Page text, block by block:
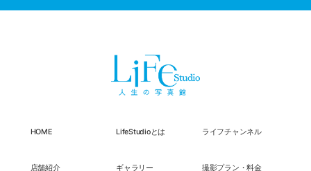
HOME LifeStudioとは ライフチャンネル
店舗紹介 ギャラリー 撮影プラン・料金